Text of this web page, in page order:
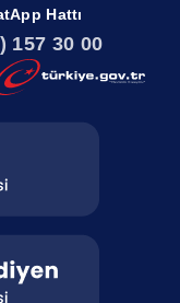
Hattı
157 30 00